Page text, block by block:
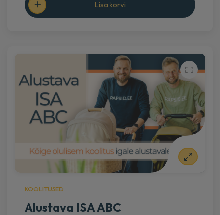
Lisa korvi
12 AUG 2026
KOOLITUSED
Alustava ISA ABC